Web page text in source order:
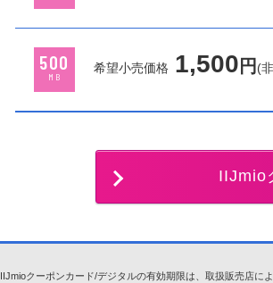
500
MB
希望小売価格 1,500 円 (
IIJmio
IIJmioクーポンカード/デジタルの有効期限は、取扱販売店に